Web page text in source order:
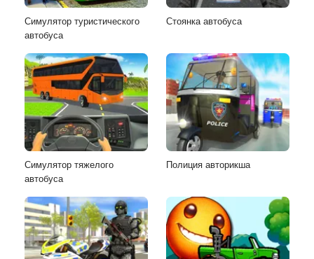
Симулятор туристического
автобуса
Стоянка автобуса
Симулятор тяжелого
автобуса
Полиция авторикша